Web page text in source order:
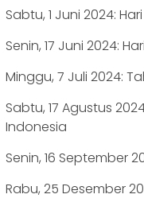
Sabtu, 1 Juni 2024:
Senin, 17 Juni 2024:
Minggu, 7 Juli 2024:
Sabtu, 17 Agustus
Indonesia
Senin, 16 September
Rabu, 25 Desember